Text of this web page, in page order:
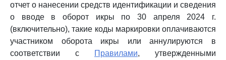
отчет о нанесении средств идентификации и сведения
о вводе в оборот икры по 30 апреля 2024 г.
(включительно), такие коды маркировки оплачиваются
участником оборота икры или аннулируются в
соответствии с
Правилами, утвержденными